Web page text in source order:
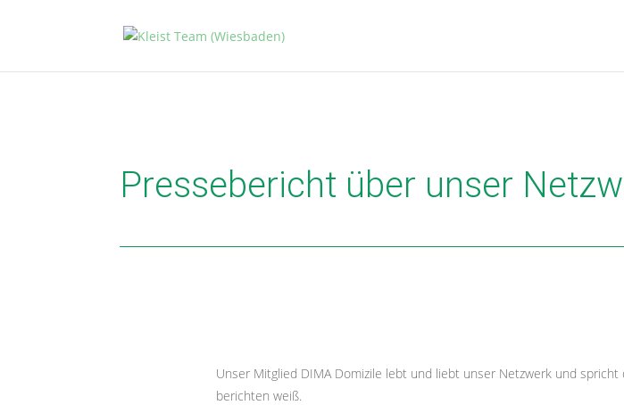
Pressebericht über unser
Unser Mitglied DIMA Domizile lebt und liebt unser Netzwerk und
berichten weiß.